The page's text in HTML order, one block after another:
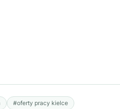
#oferty pracy kielce